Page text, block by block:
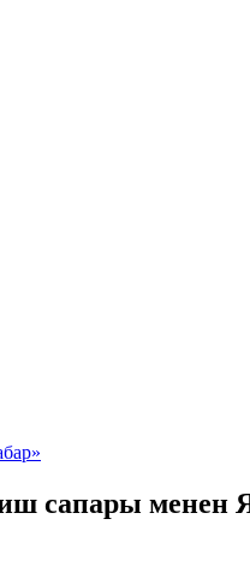
сапары менен